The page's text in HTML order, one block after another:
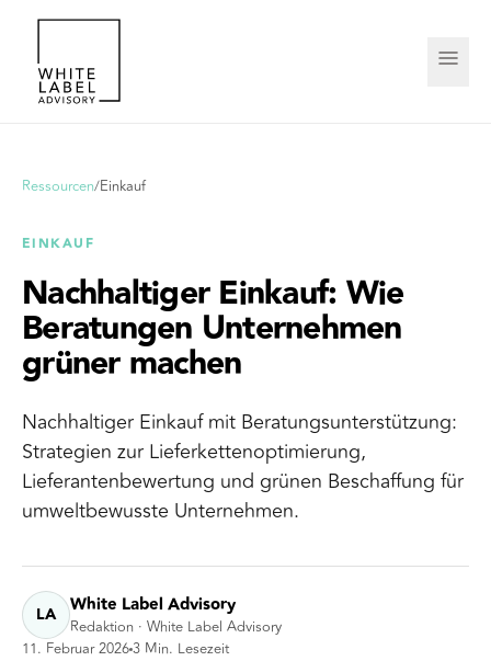
Ressourcen/Einkauf
EINKAUF
Nachhaltiger Einkauf: Wie
Beratungen Unternehmen
grüner machen
Nachhaltiger Einkauf mit Beratungsunterstützung:
Strategien zur Lieferkettenoptimierung,
Lieferantenbewertung und grünen Beschaffung für
umweltbewusste Unternehmen.
LA White Label Advisory
Redaktion · White Label Advisory
11. Februar 20263 Min. Lesezeit